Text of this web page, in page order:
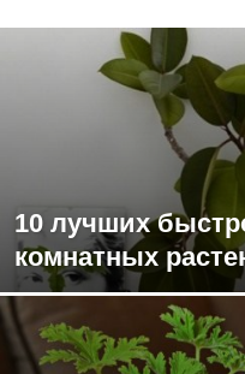
10 лучших
комнатных